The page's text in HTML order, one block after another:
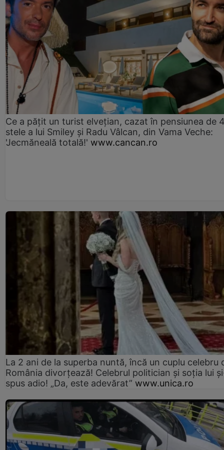
Ce a pățit un turist elvețian, cazat în pensiunea de
stele a lui Smiley și Radu Vâlcan, din Vama Veche:
'Jecmăneală totală!' www.cancan.ro
La 2 ani de la superba nuntă, încă un cuplu celebru
România divorțează! Celebrul politician și soția lui
spus adio! „Da, este adevărat” www.unica.ro